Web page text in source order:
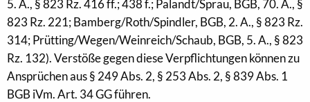
5. A., § 823 Rz. 416 ff.; 438 f.; Palandt/Sprau, BGB, 70. A., §
823 Rz. 221; Bamberg/Roth/Spindler, BGB, 2. A., § 823 Rz.
314; Prütting/Wegen/Weinreich/Schaub, BGB, 5. A., § 823
Rz. 132). Verstöße gegen diese Verpflichtungen können zu
Ansprüchen aus § 249 Abs. 2, § 253 Abs. 2, § 839 Abs. 1
BGB iVm. Art. 34 GG führen.